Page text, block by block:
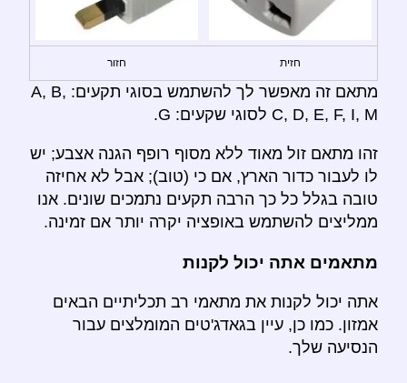
חזית חזור
מתאם זה מאפשר לך להשתמש בסוגי תקעים: A, B,
C, D, E, F, I, M לסוגי שקעים: G.
זהו מתאם זול מאוד ללא מסוף רופף הגנה אצבע; יש
לו לעבור כדור הארץ, אם כי (טוב); אבל לא אחיזה
טובה בגלל כל כך הרבה תקעים נתמכים שונים. אנו
ממליצים להשתמש באופציה יקרה יותר אם זמינה.
מתאמים אתה יכול לקנות
אתה יכול לקנות את מתאמי רב תכליתיים הבאים
אמזון. כמו כן, עיין בגאדג'טים המומלצים עבור
הנסיעה שלך.